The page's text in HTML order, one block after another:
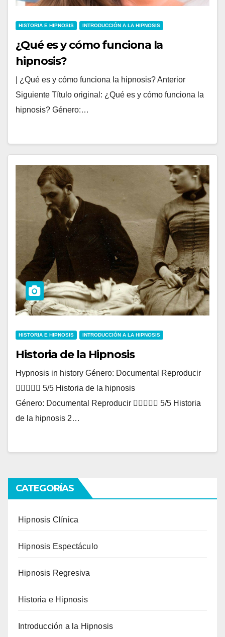
HISTORIA E HIPNOSIS INTRODUCCIÓN A LA HIPNOSIS
¿Qué es y cómo funciona la
hipnosis?
| ¿Qué es y cómo funciona la hipnosis? Anterior
Siguiente Título original: ¿Qué es y cómo funciona la
hipnosis? Género:…
HISTORIA E HIPNOSIS INTRODUCCIÓN A LA HIPNOSIS
Historia de la Hipnosis
Hypnosis in history Género: Documental Reproducir
 5/5 Historia de la hipnosis
Género: Documental Reproducir  5/5 Historia
de la hipnosis 2…
CATEGORÍAS
Hipnosis Clínica
Hipnosis Espectáculo
Hipnosis Regresiva
Historia e Hipnosis
Introducción a la Hipnosis